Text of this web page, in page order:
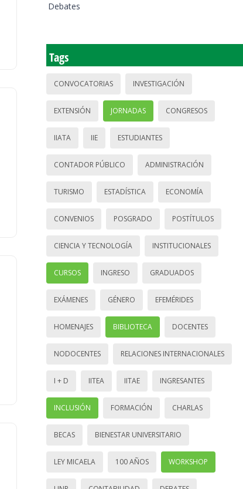
Debates
Tags
CONVOCATORIAS INVESTIGACIÓN
EXTENSIÓN JORNADAS CONGRESOS
IIATA IIE ESTUDIANTES
CONTADOR PÚBLICO ADMINISTRACIÓN
TURISMO ESTADÍSTICA ECONOMÍA
CONVENIOS POSGRADO POSTÍTULOS
CIENCIA Y TECNOLOGÍA INSTITUCIONALES
CURSOS INGRESO GRADUADOS
EXÁMENES GÉNERO EFEMÉRIDES
HOMENAJES BIBLIOTECA DOCENTES
NODOCENTES RELACIONES INTERNACIONALES
I + D IITEA IITAE INGRESANTES
INCLUSIÓN FORMACIÓN CHARLAS
BECAS BIENESTAR UNIVERSITARIO
LEY MICAELA 100 AÑOS WORKSHOP